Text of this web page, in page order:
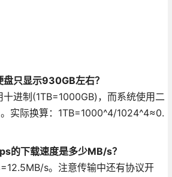
只显示930GB左右？
进制(1TB=1000GB)，而系统使用二
实际换算：1TB=1000^4/1024^4≈0.
的下载速度是多少MB/s？
s。注意传输中还有协议开